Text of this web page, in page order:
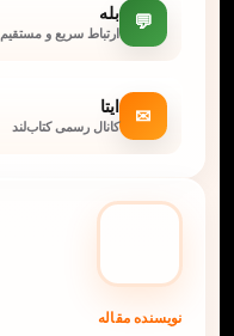
💬 بله
ارتباط سریع و مستقیم
✉ ایتا
کانال رسمی کتاب‌لند
نویسنده مقاله